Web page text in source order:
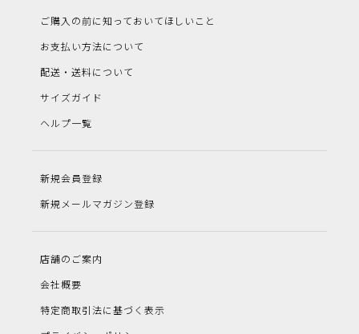
ご購入の前に知っておいてほしいこと
お支払い方法について
配送・送料について
サイズガイド
ヘルプ一覧
新規会員登録
新規メールマガジン登録
店舗のご案内
会社概要
特定商取引法に基づく表示